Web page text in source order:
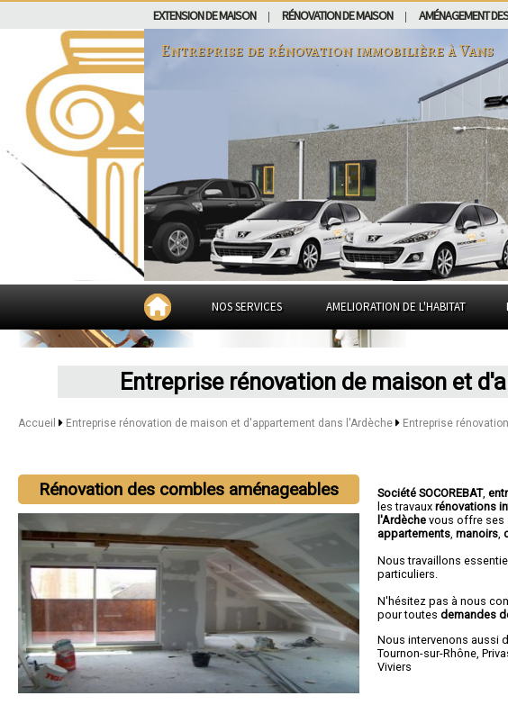
EXTENSION DE MAISON RÉNOVATION DE MAISON AMÉNAGEMENT
Entreprise de rénovation immobilière àVans
NOS SERVICES AMELIORATION DE L'HABITAT
Entreprise rénovation de maison et
Accueil Entreprise rénovation de maison et d'appartement dans l'Ardèche Entreprise
Rénovation des combles aménageables Société SOCOREBAT,
les travauxrénovations
l'Ardèchevous offre ses
appartements ,manoirs ,
Nous travaillons
particuliers.
N'hésitez pas à nous
pour toutesdemandes
Nous intervenons aussi
Tournon-sur-Rhône ,
Viviers